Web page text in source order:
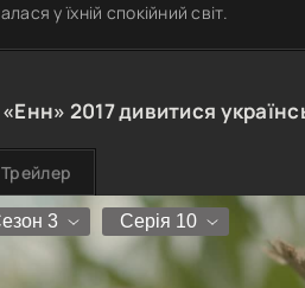
у їхній спокійний світ.
«Енн» 2017дивитися
Трейлер